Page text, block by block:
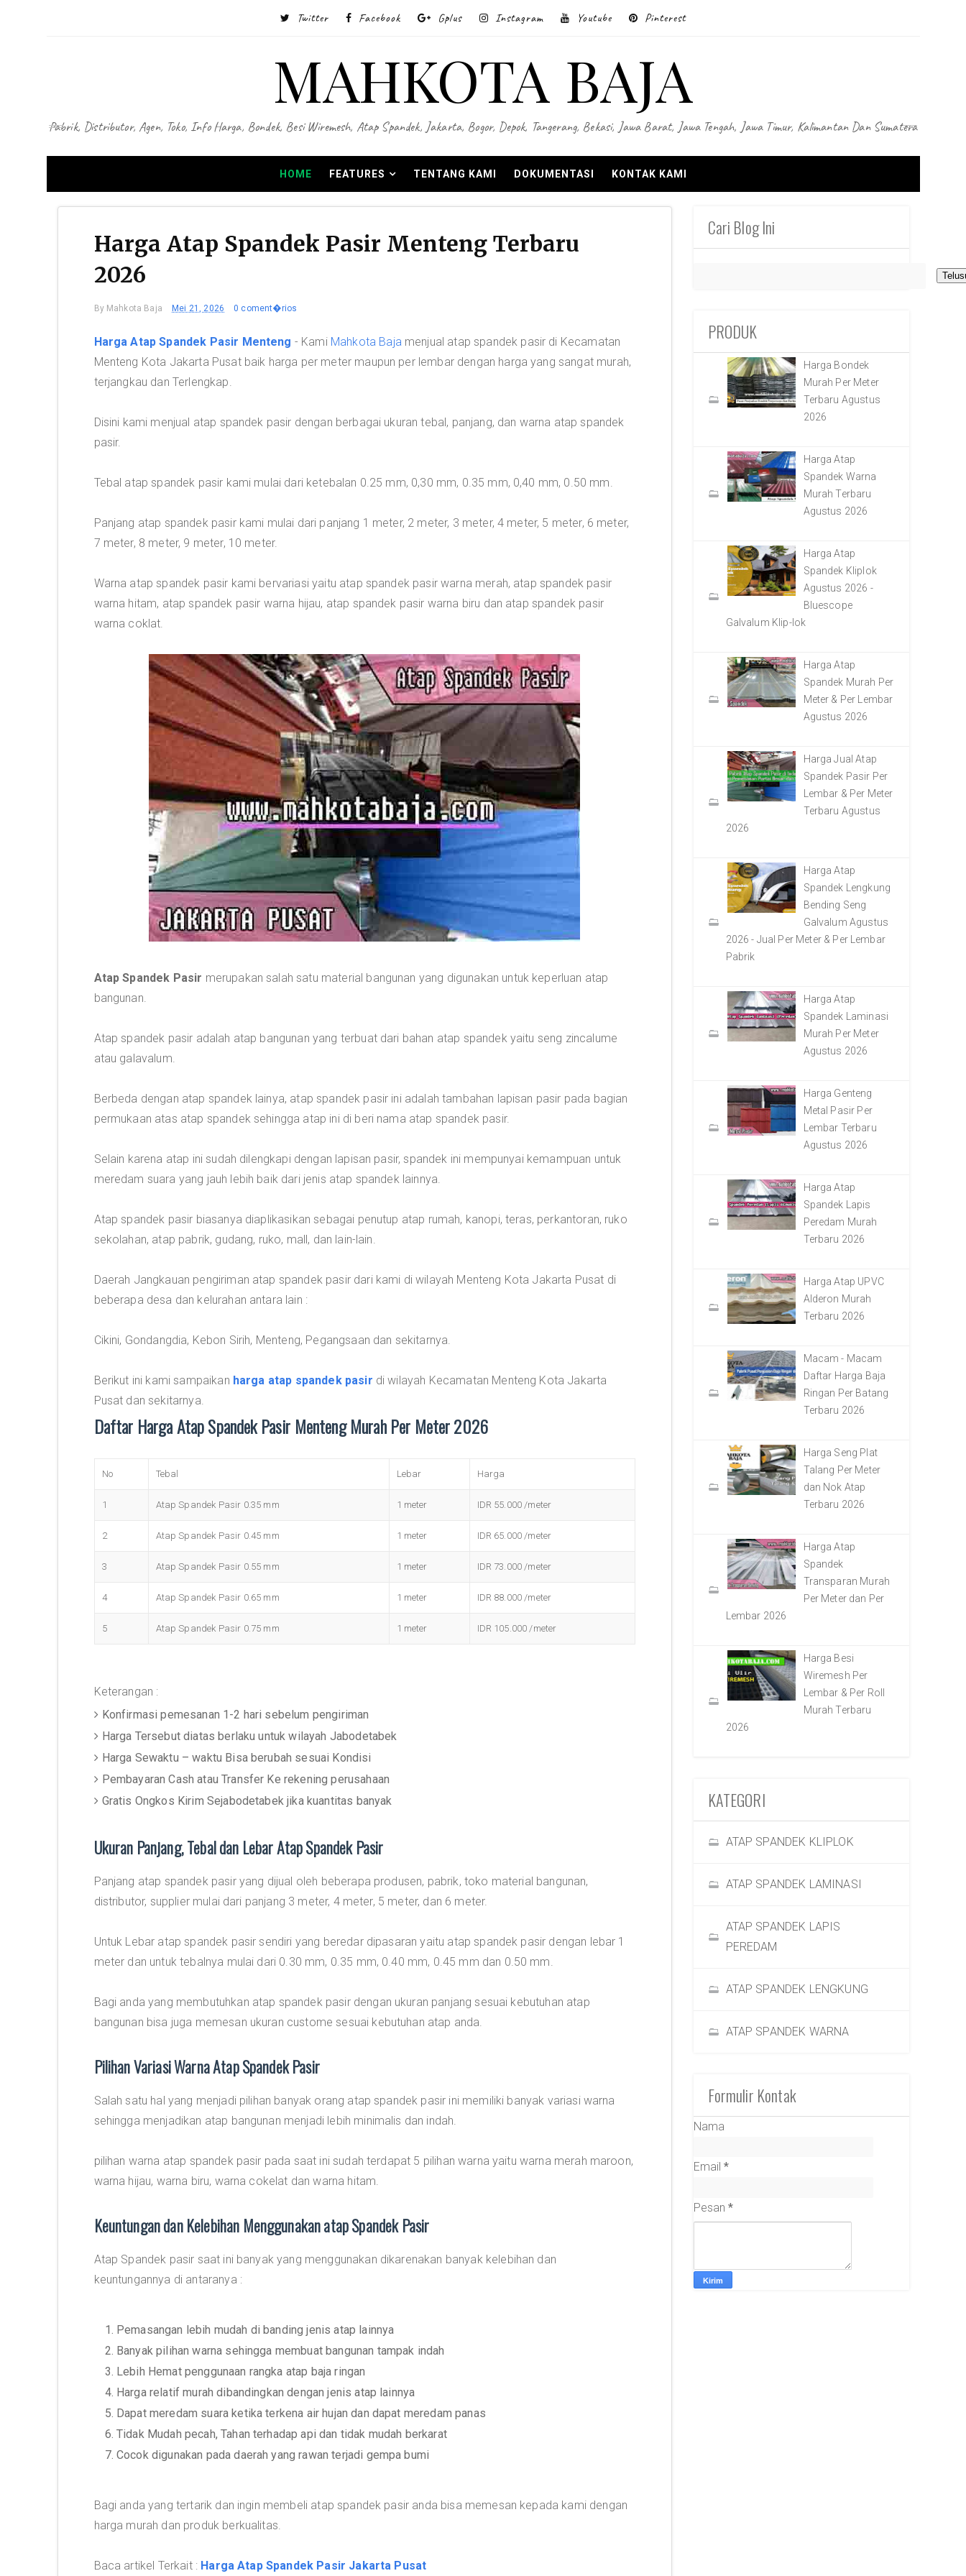
Twitter Facebook Gplus Instagram Youtube Pinterest
MAHKOTA BAJA
Pabrik, Distributor, Agen, Toko, Info Harga, Bondek, Besi Wiremesh, Atap Spandek, Jakarta, Bogor, Depok, Tangerang, Bekasi, Jawa Barat, Jawa Tengah, Jawa Timur, Kalimantan Dan Sumatera
HOME FEATURES TENTANG KAMI DOKUMENTASI KONTAK KAMI
Harga Atap Spandek Pasir Menteng Terbaru
2026
By Mahkota Baja Mei 21, 2026 0 coment�rios
Harga Atap Spandek Pasir Menteng - Kami Mahkota Bajamenjual atap spandek pasir di Kecamatan
Menteng Kota Jakarta Pusat baik harga per meter maupun per lembar dengan harga yang sangat murah,
terjangkau dan Terlengkap.
Disini kami menjual atap spandek pasir dengan berbagai ukuran tebal, panjang, dan warna atap spandek
pasir.
Tebal atap spandek pasir kami mulai dari ketebalan 0.25 mm, 0,30 mm, 0.35 mm, 0,40 mm, 0.50 mm.
Panjang atap spandek pasir kami mulai dari panjang 1 meter, 2 meter, 3 meter, 4 meter, 5 meter, 6 meter,
7 meter, 8 meter, 9 meter, 10 meter.
Warna atap spandek pasir kami bervariasi yaitu atap spandek pasir warna merah, atap spandek pasir
warna hitam, atap spandek pasir warna hijau, atap spandek pasir warna biru dan atap spandek pasir
warna coklat.
Atap Spandek Pasir merupakan salah satu material bangunan yang digunakan untuk keperluan atap
bangunan.
Atap spandek pasir adalah atap bangunan yang terbuat dari bahan atap spandek yaitu seng zincalume
atau galavalum.
Berbeda dengan atap spandek lainya, atap spandek pasir ini adalah tambahan lapisan pasir pada bagian
permukaan atas atap spandek sehingga atap ini di beri nama atap spandek pasir.
Selain karena atap ini sudah dilengkapi dengan lapisan pasir, spandek ini mempunyai kemampuan untuk
meredam suara yang jauh lebih baik dari jenis atap spandek lainnya.
Atap spandek pasir biasanya diaplikasikan sebagai penutup atap rumah, kanopi, teras, perkantoran, ruko
sekolahan, atap pabrik, gudang, ruko, mall, dan lain-lain.
Daerah Jangkauan pengiriman atap spandek pasir dari kami di wilayah Menteng Kota Jakarta Pusat di
beberapa desa dan kelurahan antara lain :
Cikini, Gondangdia, Kebon Sirih, Menteng, Pegangsaan dan sekitarnya.
Berikut ini kami sampaikan harga atap spandek pasir di wilayah Kecamatan Menteng Kota Jakarta
Pusat dan sekitarnya.
Daftar Harga Atap Spandek Pasir Menteng Murah Per Meter 2026
No Tebal Lebar Harga
1 Atap Spandek Pasir 0.35 mm 1 meter IDR 55.000 /meter
2 Atap Spandek Pasir 0.45 mm 1 meter IDR 65.000 /meter
3 Atap Spandek Pasir 0.55 mm 1 meter IDR 73.000 /meter
4 Atap Spandek Pasir 0.65 mm 1 meter IDR 88.000 /meter
5 Atap Spandek Pasir 0.75 mm 1 meter IDR 105.000 /meter
Keterangan :
Konfirmasi pemesanan 1-2 hari sebelum pengiriman
Harga Tersebut diatas berlaku untuk wilayah Jabodetabek
Harga Sewaktu – waktu Bisa berubah sesuai Kondisi
Pembayaran Cash atau Transfer Ke rekening perusahaan
Gratis Ongkos Kirim Sejabodetabek jika kuantitas banyak
Ukuran Panjang, Tebal dan Lebar Atap Spandek Pasir
Panjang atap spandek pasir yang dijual oleh beberapa produsen, pabrik, toko material bangunan,
distributor, supplier mulai dari panjang 3 meter, 4 meter, 5 meter, dan 6 meter.
Untuk Lebar atap spandek pasir sendiri yang beredar dipasaran yaitu atap spandek pasir dengan lebar 1
meter dan untuk tebalnya mulai dari 0.30 mm, 0.35 mm, 0.40 mm, 0.45 mm dan 0.50 mm.
Bagi anda yang membutuhkan atap spandek pasir dengan ukuran panjang sesuai kebutuhan atap
bangunan bisa juga memesan ukuran custome sesuai kebutuhan atap anda.
Pilihan Variasi Warna Atap Spandek Pasir
Salah satu hal yang menjadi pilihan banyak orang atap spandek pasir ini memiliki banyak variasi warna
sehingga menjadikan atap bangunan menjadi lebih minimalis dan indah.
pilihan warna atap spandek pasir pada saat ini sudah terdapat 5 pilihan warna yaitu warna merah maroon,
warna hijau, warna biru, warna cokelat dan warna hitam.
Keuntungan dan Kelebihan Menggunakan atap Spandek Pasir
Atap Spandek pasir saat ini banyak yang menggunakan dikarenakan banyak kelebihan dan
keuntungannya di antaranya :
1. Pemasangan lebih mudah di banding jenis atap lainnya
2. Banyak pilihan warna sehingga membuat bangunan tampak indah
3. Lebih Hemat penggunaan rangka atap baja ringan
4. Harga relatif murah dibandingkan dengan jenis atap lainnya
5. Dapat meredam suara ketika terkena air hujan dan dapat meredam panas
6. Tidak Mudah pecah, Tahan terhadap api dan tidak mudah berkarat
7. Cocok digunakan pada daerah yang rawan terjadi gempa bumi
Bagi anda yang tertarik dan ingin membeli atap spandek pasir anda bisa memesan kepada kami dengan
harga murah dan produk berkualitas.
Baca artikel Terkait : Harga Atap Spandek Pasir Jakarta Pusat
Cari Blog Ini
PRODUK
Harga Bondek
Murah Per Meter
Terbaru Agustus
2026
Harga Atap
Spandek Warna
Murah Terbaru
Agustus 2026
Harga Atap
Spandek Kliplok
Agustus 2026 -
Bluescope
Galvalum Klip-lok
Harga Atap
Spandek Murah Per
Meter & Per Lembar
Agustus 2026
Harga Jual Atap
Spandek Pasir Per
Lembar & Per Meter
Terbaru Agustus
2026
Harga Atap
Spandek Lengkung
Bending Seng
Galvalum Agustus
2026 - Jual Per Meter & Per Lembar
Pabrik
Harga Atap
Spandek Laminasi
Murah Per Meter
Agustus 2026
Harga Genteng
Metal Pasir Per
Lembar Terbaru
Agustus 2026
Harga Atap
Spandek Lapis
Peredam Murah
Terbaru 2026
Harga Atap UPVC
Alderon Murah
Terbaru 2026
Macam - Macam
Daftar Harga Baja
Ringan Per Batang
Terbaru 2026
Harga Seng Plat
Talang Per Meter
dan Nok Atap
Terbaru 2026
Harga Atap
Spandek
Transparan Murah
Per Meter dan Per
Lembar 2026
Harga Besi
Wiremesh Per
Lembar & Per Roll
Murah Terbaru
2026
KATEGORI
ATAP SPANDEK KLIPLOK
ATAP SPANDEK LAMINASI
ATAP SPANDEK LAPIS
PEREDAM
ATAP SPANDEK LENGKUNG
ATAP SPANDEK WARNA
Formulir Kontak
Nama
Email*
Pesan*